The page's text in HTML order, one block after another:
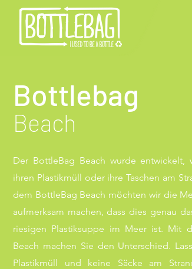
Bottlebag
Beach
Der BottleBag Beach wurde entwickelt,
ihren Plastikmüll oder ihre Taschen am
dem BottleBag Beach möchten wir die
aufmerksam machen, dass dies genau
riesigen Plastiksuppe im Meer ist. Mit
Beach machen Sie den Unterschied.
Plastikmüll und keine Säcke am